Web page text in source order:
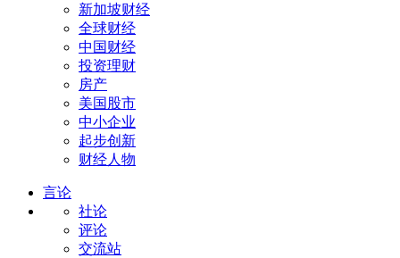
新加坡财经
全球财经
中国财经
投资理财
房产
美国股市
中小企业
起步创新
财经人物
言论
社论
评论
交流站